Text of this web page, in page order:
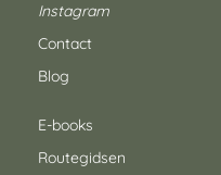
Instagram
Contact
Blog
E-books
Routegidsen